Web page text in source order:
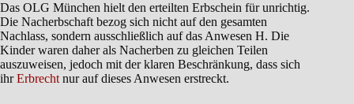
Das OLG München hielt den erteilten Erbschein für unrichtig.
Die Nacherbschaft bezog sich nicht auf den gesamten
Nachlass, sondern ausschließlich auf das Anwesen H. Die
Kinder waren daher als Nacherben zu gleichen Teilen
auszuweisen, jedoch mit der klaren Beschränkung, dass sich
ihrErbrecht nur auf dieses Anwesen erstreckt.